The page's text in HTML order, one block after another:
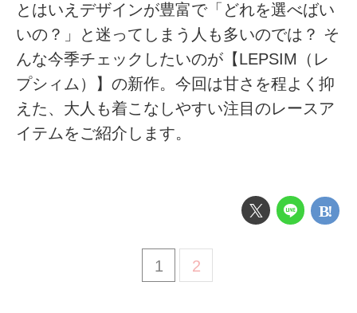
とはいえデザインが豊富で「どれを選べばい
いの？」と迷ってしまう人も多いのでは？ そ
んな今季チェックしたいのが【LEPSIM（レ
プシィム）】の新作。今回は甘さを程よく抑
えた、大人も着こなしやすい注目のレースア
イテムをご紹介します。
1 2